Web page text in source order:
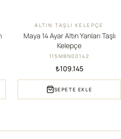
YENI
ALTIN TAŞLI KELEPÇE
Maya 14 Ayar Altın Yanları Taşlı
Kelepçe
115MBN00142
₺109.145
SEPETE EKLE